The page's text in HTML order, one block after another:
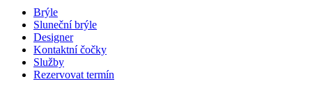
Brýle
Sluneční brýle
Designer
Kontaktní čočky
Služby
Rezervovat termín